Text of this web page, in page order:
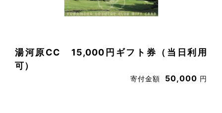
湯河原CC 15,000円ギフト券（当日利用
可）
寄付金額 50,000 円